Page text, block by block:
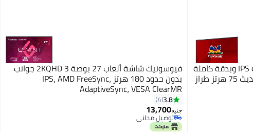
فيوسونيك شاشة عرض LED بتقنية IPS وبدقة كاملة
الوضوح مقاس 27 بوصة بمعدل تحديث 75 هرتز طراز
فيوسونيك شاشة ألعاب 27 بوصة 2KQHD 3 جوانب
بدون حدود 180 هرتز IPS، AMD FreeSync،
AdaptiveSync، VESA ClearMR
3.8
4
جنيه13,700
توصيل مجاني
توصيل مجاني